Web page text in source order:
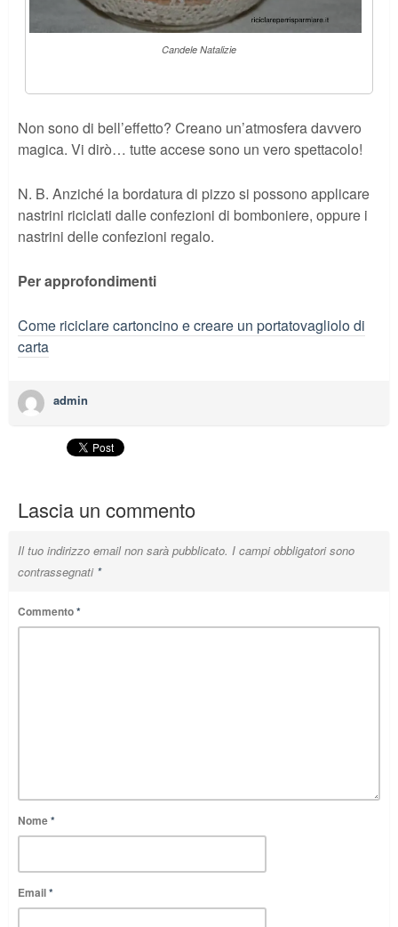
Candele Natalizie
Non sono di bell’effetto? Creano un’atmosfera davvero
magica. Vi dirò… tutte accese sono un vero spettacolo!
N. B. Anziché la bordatura di pizzo si possono applicare
nastrini riciclati dalle confezioni di bomboniere, oppure i
nastrini delle confezioni regalo.
Per approfondimenti
Come riciclare cartoncino e creare un portatovagliolo di
carta
admin
Lascia un commento
Il tuo indirizzo email non sarà pubblicato. I campi obbligatori sono
contrassegnati *
Commento*
Nome*
Email*